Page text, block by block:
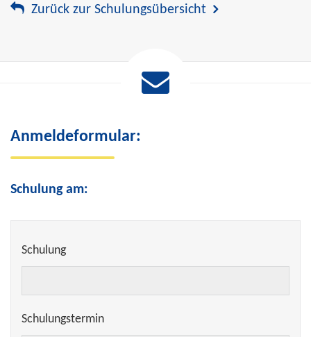
Zurück zur Schulungsübersicht
Anmeldeformular:
Schulung am:
Schulung
Schulungstermin